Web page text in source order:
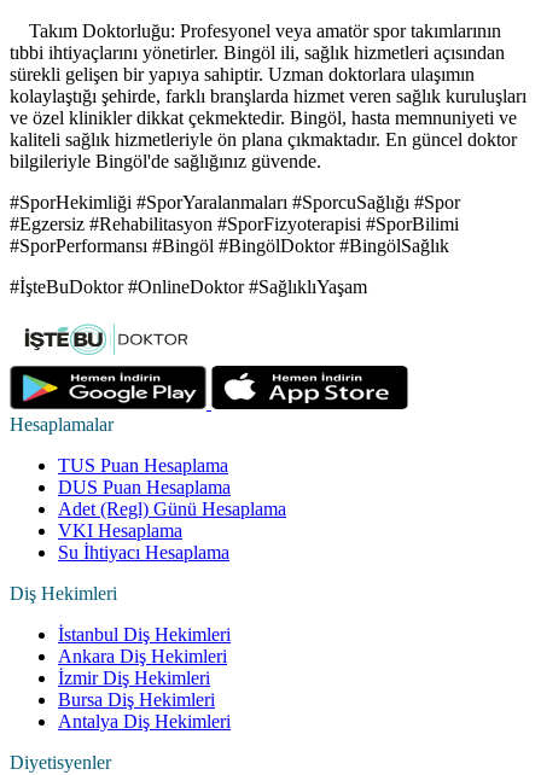
Takım Doktorluğu: Profesyonel veya amatör spor takımlarının
tıbbi ihtiyaçlarını yönetirler. Bingöl ili, sağlık hizmetleri açısından
sürekli gelişen bir yapıya sahiptir. Uzman doktorlara ulaşımın
kolaylaştığı şehirde, farklı branşlarda hizmet veren sağlık kuruluşları
ve özel klinikler dikkat çekmektedir. Bingöl, hasta memnuniyeti ve
kaliteli sağlık hizmetleriyle ön plana çıkmaktadır. En güncel doktor
bilgileriyle Bingöl'de sağlığınız güvende.
#SporHekimliği #SporYaralanmaları #SporcuSağlığı #Spor
#Egzersiz #Rehabilitasyon #SporFizyoterapisi #SporBilimi
#SporPerformansı #Bingöl #BingölDoktor #BingölSağlık
#İşteBuDoktor #OnlineDoktor #SağlıklıYaşam
Hesaplamalar
TUS Puan Hesaplama
DUS Puan Hesaplama
Adet (Regl) Günü Hesaplama
VKI Hesaplama
Su İhtiyacı Hesaplama
Diş Hekimleri
İstanbul Diş Hekimleri
Ankara Diş Hekimleri
İzmir Diş Hekimleri
Bursa Diş Hekimleri
Antalya Diş Hekimleri
Diyetisyenler